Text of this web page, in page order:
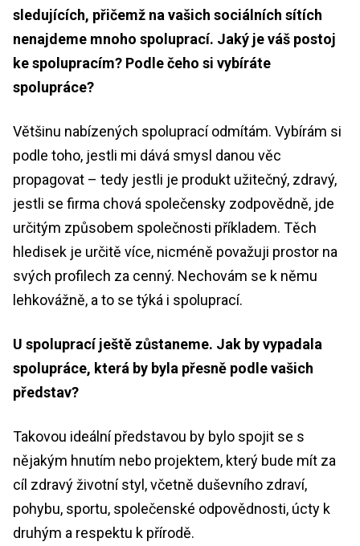
sledujících, přičemž na vašich sociálních sítích
nenajdeme mnoho spoluprací. Jaký je váš postoj
ke spolupracím? Podle čeho si vybíráte
spolupráce?
Většinu nabízených spoluprací odmítám. Vybírám si
podle toho, jestli mi dává smysl danou věc
propagovat – tedy jestli je produkt užitečný, zdravý,
jestli se firma chová společensky zodpovědně, jde
určitým způsobem společnosti příkladem. Těch
hledisek je určitě více, nicméně považuji prostor na
svých profilech za cenný. Nechovám se k němu
lehkovážně, a to se týká i spoluprací.
U spoluprací ještě zůstaneme. Jak by vypadala
spolupráce, která by byla přesně podle vašich
představ?
Takovou ideální představou by bylo spojit se s
nějakým hnutím nebo projektem, který bude mít za
cíl zdravý životní styl, včetně duševního zdraví,
pohybu, sportu, společenské odpovědnosti, úcty k
druhým a respektu k přírodě.